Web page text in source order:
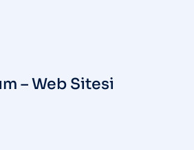
– Web Sitesi